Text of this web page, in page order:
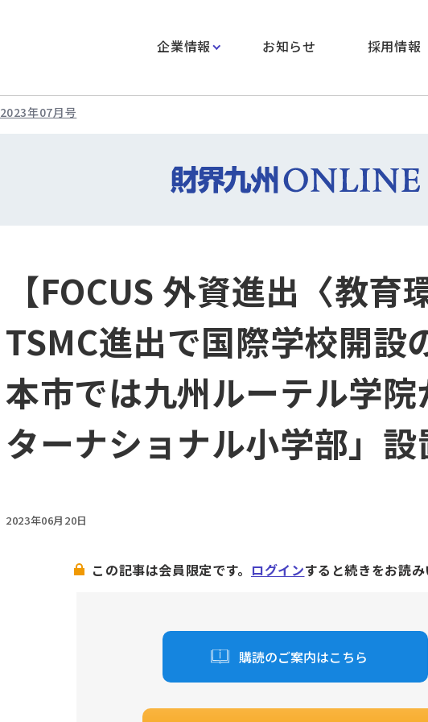
企業情報 お知らせ 採用情報
2023年07月号
【FOCUS 外資進出〈教育
TSMC進出で国際学校開設
本市では九州ルーテル学
ターナショナル小学部」設
2023年06月20日
この記事は会員限定です。 ログインすると続きをお読み
購読のご案内はこちら